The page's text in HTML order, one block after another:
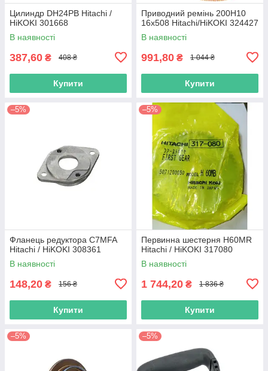
Цилиндр DH24PB Hitachi /
HiKOKI 301668
В наявності
387,60 ₴ 408 ₴
Купити
Приводний ремінь 200Н10
16х508 Hitachi/HiKOKI 324427
В наявності
991,80 ₴ 1 044 ₴
Купити
–5%
Фланець редуктора C7MFA
Hitachi / HiKOKI 308361
В наявності
148,20 ₴ 156 ₴
Купити
–5%
Первинна шестерня H60MR
Hitachi / HiKOKI 317080
В наявності
1 744,20 ₴ 1 836 ₴
Купити
–5% –5%